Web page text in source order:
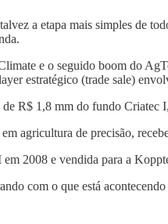
a etapa mais simples de
e o seguido boom do
estratégico (trade sale)
R$ 1,8 mm do fundo Criatec
agricultura de precisão,
2008 e vendida para a
com o que está